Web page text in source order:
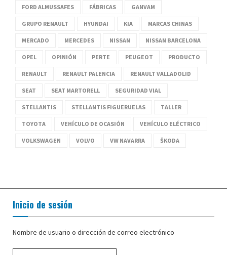
FORD ALMUSSAFES FÁBRICAS GANVAM
GRUPO RENAULT HYUNDAI KIA MARCAS CHINAS
MERCADO MERCEDES NISSAN NISSAN BARCELONA
OPEL OPINIÓN PERTE PEUGEOT PRODUCTO
RENAULT RENAULT PALENCIA RENAULT VALLADOLID
SEAT SEAT MARTORELL SEGURIDAD VIAL
STELLANTIS STELLANTIS FIGUERUELAS TALLER
TOYOTA VEHÍCULO DE OCASIÓN VEHÍCULO ELÉCTRICO
VOLKSWAGEN VOLVO VW NAVARRA ŠKODA
Inicio de sesión
Nombre de usuario o dirección de correo electrónico